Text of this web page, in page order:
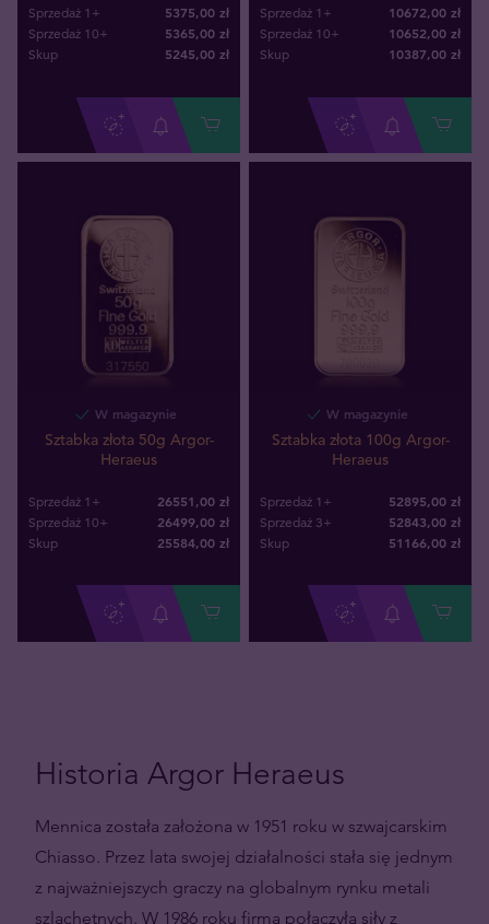
Sprzedaż 1+ 5375,00 zł
Sprzedaż 10+ 5365,00 zł
Skup 5245,00 zł
Sprzedaż 1+ 10672,00 zł
Sprzedaż 10+ 10652,00 zł
Skup 10387,00 zł
W magazynie
Sztabka złota 50g Argor-
Heraeus
Sprzedaż 1+ 26551,00 zł
Sprzedaż 10+ 26499,00 zł
Skup 25584,00 zł
W magazynie
Sztabka złota 100g Argor-
Heraeus
Sprzedaż 1+ 52895,00 zł
Sprzedaż 3+ 52843,00 zł
Skup 51166,00 zł
Historia Argor Heraeus
Mennica została założona w 1951 roku w szwajcarskim
Chiasso. Przez lata swojej działalności stała się jednym
z najważniejszych graczy na globalnym rynku metali
szlachetnych. W 1986 roku firma połączyła siły z